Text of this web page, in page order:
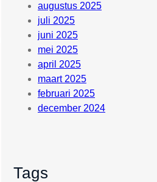
augustus 2025
juli 2025
juni 2025
mei 2025
april 2025
maart 2025
februari 2025
december 2024
Tags